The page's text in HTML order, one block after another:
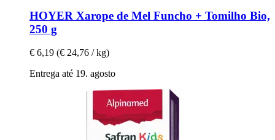
HOYER Xarope de Mel Funcho + Tomilho Bio,
250 g
€ 6,19 (€ 24,76 / kg)
Entrega até 19. agosto